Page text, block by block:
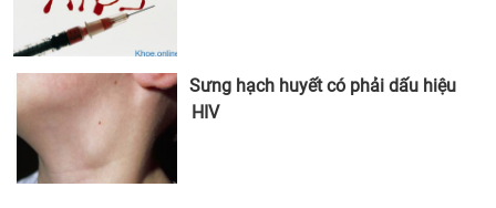
Sưng hạch huyết có phải dấu hiệu
HIV